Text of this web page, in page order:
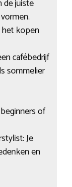
de juiste
het kopen
cafébedrijf
sommelier
of
Je
en